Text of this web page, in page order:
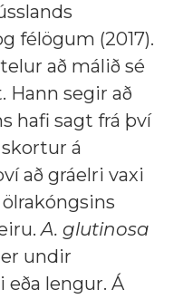
félögum (2017).
að málið sé
Hann segir að
hafi sagt frá því
skortur á
að gráelri vaxi
A. glutinosa
undir
lengur. Á